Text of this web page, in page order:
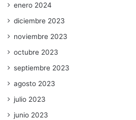
enero 2024
diciembre 2023
noviembre 2023
octubre 2023
septiembre 2023
agosto 2023
julio 2023
junio 2023